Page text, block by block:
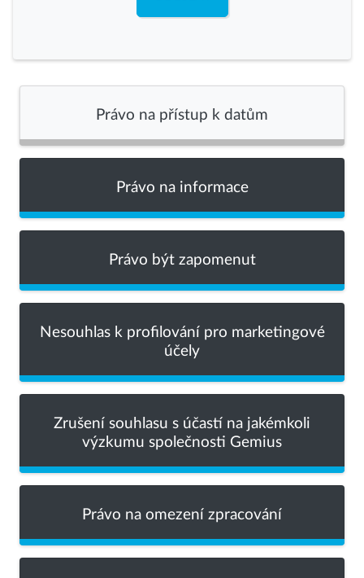
Právo na přístup k datům
Právo na informace
Právo být zapomenut
Nesouhlas k profilování pro marketingové
účely
Zrušení souhlasu s účastí na jakémkoli
výzkumu společnosti Gemius
Právo na omezení zpracování